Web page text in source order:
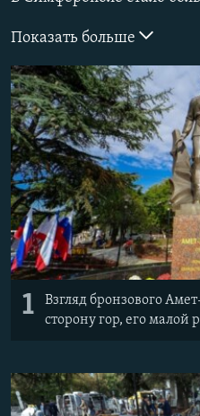
ELIFBE
УКРАИНСКАЯ ПРОБЛЕМА
Все сайты RFE/RL
Показать больше
1
Взгляд бронзового
сторону гор, его малой